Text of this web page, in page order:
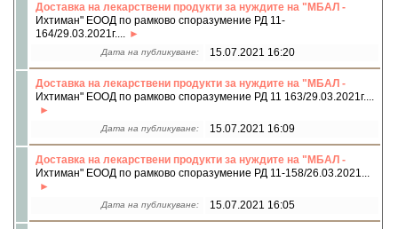
Доставка на лекарствени продукти за нуждите на "МБАЛ -
Ихтиман" ЕООД по рамково споразумение РД 11-
164/29.03.2021г....
Дата на публикуване: 15.07.2021 16:20
Доставка на лекарствени продукти за нуждите на "МБАЛ -
Ихтиман" ЕООД по рамково споразумение РД 11 163/29.03.2021г....
Дата на публикуване: 15.07.2021 16:09
Доставка на лекарствени продукти за нуждите на "МБАЛ -
Ихтиман" ЕООД по рамково споразумение РД 11-158/26.03.2021...
Дата на публикуване: 15.07.2021 16:05